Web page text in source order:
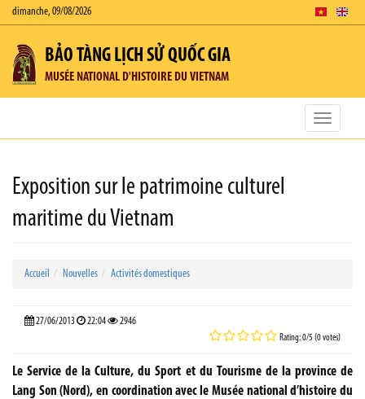
dimanche, 09/08/2026
BẢO TÀNG LỊCH SỬ QUỐC GIA
MUSÉE NATIONAL D'HISTOIRE DU VIETNAM
Toggle
Exposition sur le patrimoine culturel
maritime du Vietnam
Accueil Nouvelles Activités domestiques
27/06/2013 22:04 2946
Rating: 0/5 (0 votes)
Le Service de la Culture, du Sport et du Tourisme de la province de
Lang Son (Nord), en coordination avec le Musée national d’histoire du